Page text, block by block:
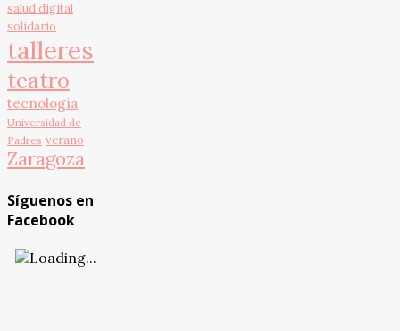
salud digital
solidario
talleres
teatro
tecnología
Universidad de
Padres verano
Zaragoza
Síguenos en
Facebook